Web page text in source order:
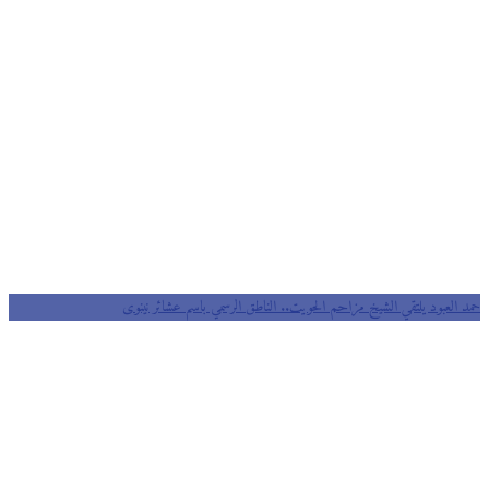
حمد العبود يلتقي الشيخ مزاحم الحويت.. الناطق الرسمي باسم عشائر نينوى